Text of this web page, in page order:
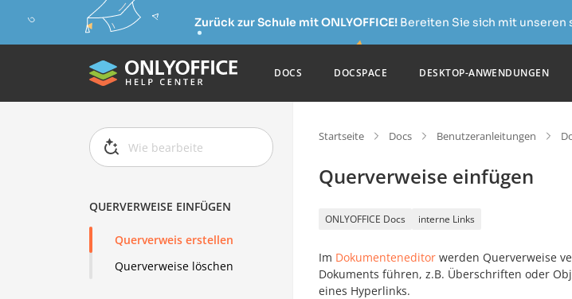
Zurück zur Schule mit ONLYOFFICE!Bereiten Sie sich mit unseren
DOCS DOCSPACE DESKTOP-ANWENDUNGEN
QUERVERWEISE EINFÜGEN
Querverweis erstellen
Querverweise löschen
Startseite Docs Benutzeranleitungen
Querverweise einfügen
ONLYOFFICE Docs interne Links
Im Dokumenteneditor werden Querverweise
Dokuments führen, z.B. Überschriften oder
eines Hyperlinks.